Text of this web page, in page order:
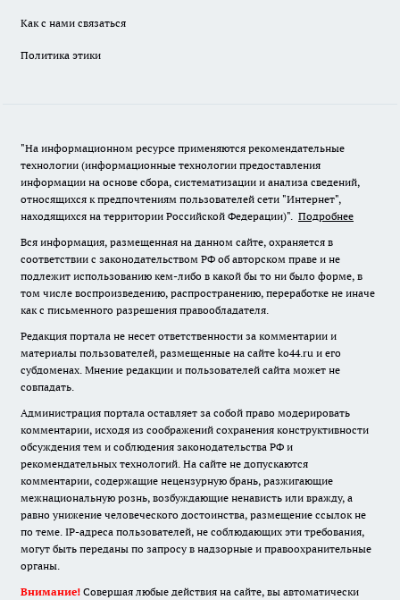
Как с нами связаться
Политика этики
"На информационном ресурсе применяются рекомендательные
технологии (информационные технологии предоставления
информации на основе сбора, систематизации и анализа сведений,
относящихся к предпочтениям пользователей сети "Интернет",
находящихся на территории Российской Федерации)". Подробнее
Вся информация, размещенная на данном сайте, охраняется в
соответствии с законодательством РФ об авторском праве и не
подлежит использованию кем-либо в какой бы то ни было форме, в
том числе воспроизведению, распространению, переработке не иначе
как с письменного разрешения правообладателя.
Редакция портала не несет ответственности за комментарии и
материалы пользователей, размещенные на сайте ko44.ru и его
субдоменах. Мнение редакции и пользователей сайта может не
совпадать.
Администрация портала оставляет за собой право модерировать
комментарии, исходя из соображений сохранения конструктивности
обсуждения тем и соблюдения законодательства РФ и
рекомендательных технологий. На сайте не допускаются
комментарии, содержащие нецензурную брань, разжигающие
межнациональную рознь, возбуждающие ненависть или вражду, а
равно унижение человеческого достоинства, размещение ссылок не
по теме. IP-адреса пользователей, не соблюдающих эти требования,
могут быть переданы по запросу в надзорные и правоохранительные
органы.
Внимание! Совершая любые действия на сайте, вы автоматически